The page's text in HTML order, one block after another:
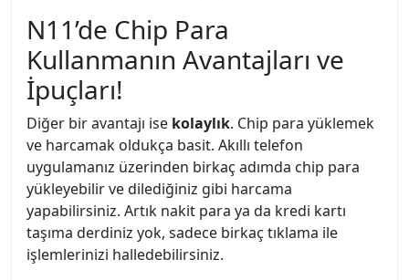
N11’de Chip Para
Kullanmanın Avantajları ve
İpuçları!
Diğer bir avantajı ise kolaylık. Chip para yüklemek
ve harcamak oldukça basit. Akıllı telefon
uygulamanız üzerinden birkaç adımda chip para
yükleyebilir ve dilediğiniz gibi harcama
yapabilirsiniz. Artık nakit para ya da kredi kartı
taşıma derdiniz yok, sadece birkaç tıklama ile
işlemlerinizi halledebilirsiniz.